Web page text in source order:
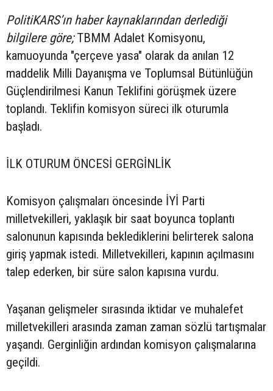
PolitiKARS’ın haber kaynaklarından derlediği
bilgilere göre;TBMM Adalet Komisyonu,
kamuoyunda "çerçeve yasa" olarak da anılan 12
maddelik Milli Dayanışma ve Toplumsal Bütünlüğün
Güçlendirilmesi Kanun Teklifini görüşmek üzere
toplandı. Teklifin komisyon süreci ilk oturumla
başladı.
İLK OTURUM ÖNCESİ GERGİNLİK
Komisyon çalışmaları öncesinde İYİ Parti
milletvekilleri, yaklaşık bir saat boyunca toplantı
salonunun kapısında beklediklerini belirterek salona
giriş yapmak istedi. Milletvekilleri, kapının açılmasını
talep ederken, bir süre salon kapısına vurdu.
Yaşanan gelişmeler sırasında iktidar ve muhalefet
milletvekilleri arasında zaman zaman sözlü tartışmalar
yaşandı. Gerginliğin ardından komisyon çalışmalarına
geçildi.